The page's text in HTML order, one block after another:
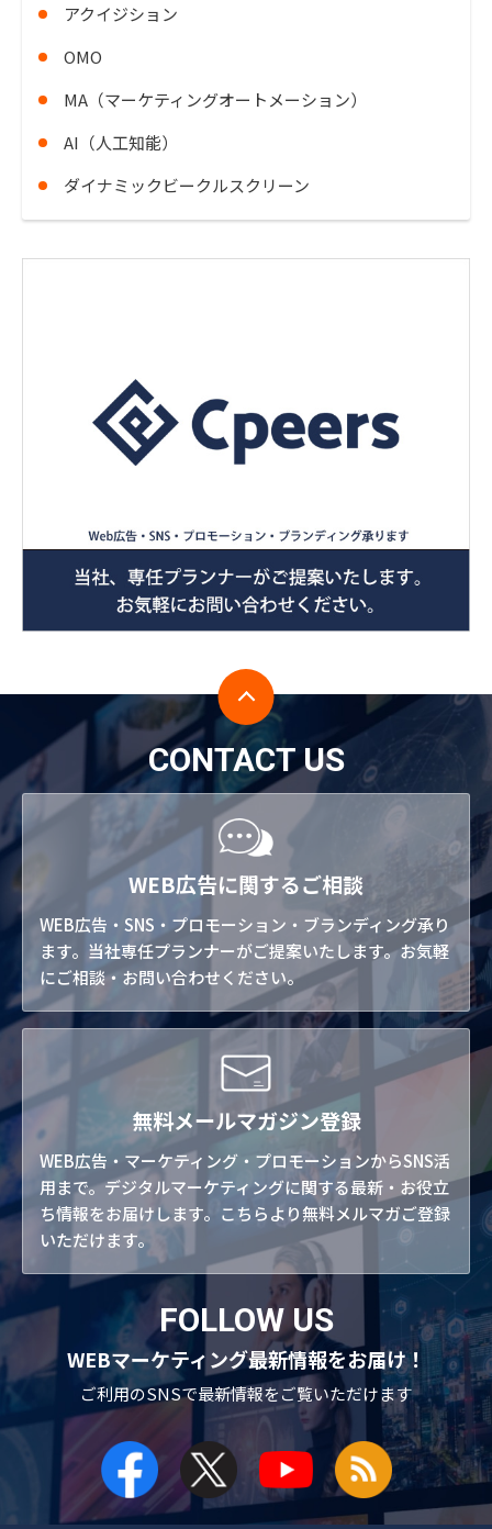
アクイジション
OMO
MA（マーケティングオートメーション）
AI（人工知能）
ダイナミックビークルスクリーン
CONTACT US
WEB広告に関するご相談
WEB広告・SNS・プロモーション・ブランディング承り
ます。当社専任プランナーがご提案いたします。お気軽
にご相談・お問い合わせください。
無料メールマガジン登録
WEB広告・マーケティング・プロモーションからSNS活
用まで。デジタルマーケティングに関する最新・お役立
ち情報をお届けします。こちらより無料メルマガご登録
いただけます。
FOLLOW US
WEBマーケティング最新情報をお届け！
ご利用のSNSで最新情報をご覧いただけます